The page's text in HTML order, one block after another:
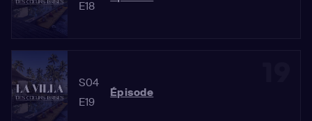
E18
S04
E19
Épisode